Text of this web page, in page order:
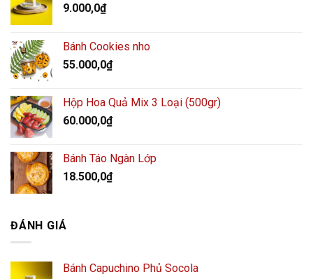
9.000,0₫
Bánh Cookies nho
55.000,0₫
Hộp Hoa Quả Mix 3 Loại (500gr)
60.000,0₫
Bánh Táo Ngàn Lớp
18.500,0₫
ĐÁNH GIÁ
Bánh Capuchino Phủ Socola